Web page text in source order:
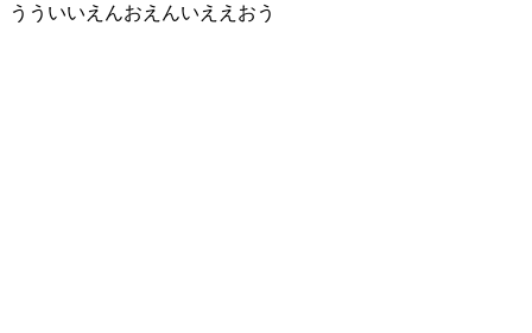
うういいえんおえんいええおう